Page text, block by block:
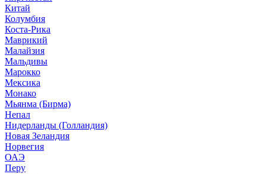
Китай
Колумбия
Коста-Рика
Маврикий
Малайзия
Мальдивы
Марокко
Мексика
Монако
Мьянма (Бирма)
Непал
Нидерланды (Голландия)
Новая Зеландия
Норвегия
ОАЭ
Перу